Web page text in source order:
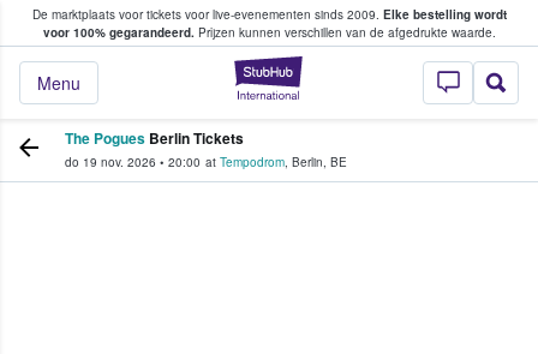
De marktplaats voor tickets voor live-evenementen sinds 2009. Elke bestelling wordt
voor 100% gegarandeerd.Prijzen kunnen verschillen van de afgedrukte waarde.
StubHub: waar
Menu
tickets kopen en verkopen
The Pogues Berlin Tickets
do 19 nov. 2026 • 20:00 at Tempodrom, Berlin, BE